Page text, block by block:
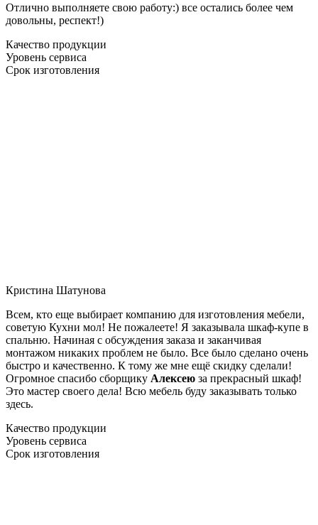
Отлично выполняете свою работу:) все остались более чем
довольны, респект!)
Качество продукции
Уровень сервиса
Срок изготовления
Кристина Шатунова
Всем, кто еще выбирает компанию для изготовления мебели,
советую Кухни мол! Не пожалеете! Я заказывала шкаф-купе в
спальню. Начиная с обсуждения заказа и заканчивая
монтажом никаких проблем не было. Все было сделано очень
быстро и качественно. К тому же мне ещё скидку сделали!
Огромное спасибо сборщику Алексею за прекрасный шкаф!
Это мастер своего дела! Всю мебель буду заказывать только
здесь.
Качество продукции
Уровень сервиса
Срок изготовления